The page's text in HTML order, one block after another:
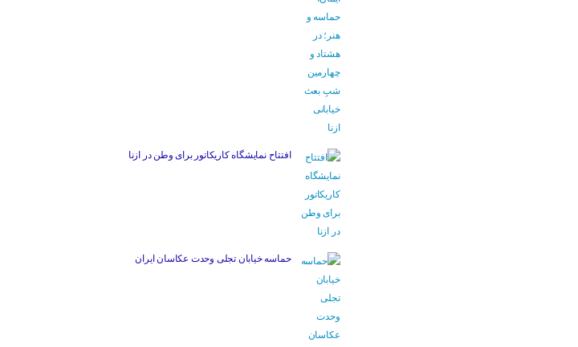
افتتاح نمایشگاه کاریکاتور برای وطن در ازنا
حماسه خیابان تجلی وحدت عکاسان ایران